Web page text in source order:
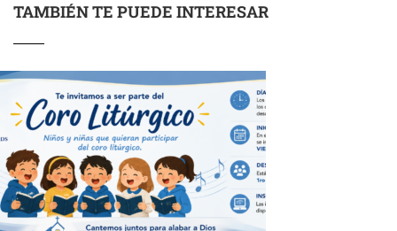
TAMBIÉN TE PUEDE INTERESAR